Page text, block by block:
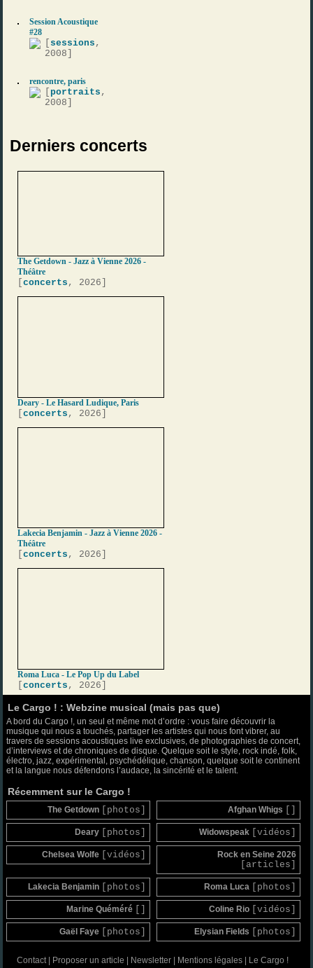
Session Acoustique
#28
sessions ,
2008]
rencontre, paris
portraits ,
2008]
Derniers concerts
The Getdown - Jazz à Vienne 2026 -
Théâtre
[concerts , 2026]
Deary - Le Hasard Ludique, Paris
[concerts , 2026]
Lakecia Benjamin - Jazz à Vienne 2026 -
Théâtre
[concerts , 2026]
Roma Luca - Le Pop Up du Label
[concerts , 2026]
Le Cargo ! : Webzine musical (mais pas que)
A bord du Cargo !, un seul et même mot d’ordre : vous faire découvrir la
musique qui nous a touchés, partager les artistes qui nous font vibrer, au
travers de sessions acoustiques live exclusives, de photographies de concert,
d’interviews et de chroniques de disque. Quelque soit le style, rock indé, folk,
électro, jazz, expérimental, psychédélique, chanson, quelque soit le continent
et la langue nous défendons l’audace, la sincérité et le talent.
Récemment sur le Cargo !
The Getdown [photos] Afghan Whigs
Deary [photos] Widowspeak [vidéos]
Chelsea Wolfe [vidéos] Rock en Seine 2026
[articles]
Lakecia Benjamin [photos] Roma Luca [photos]
Marine Quéméré Coline Rio [vidéos]
Gaël Faye [photos] Elysian Fields [photos]
Contact| Proposer un article Newsletter| Mentions légales| Le Cargo !